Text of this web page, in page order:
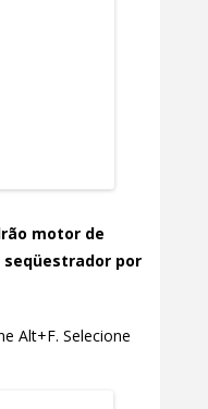
motor de
seqüestrador por
Alt+F. Selecione